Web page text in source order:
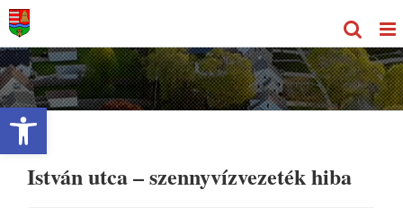
Eszköztár megnyitása
Kihagyás
István utca – szennyvízvezeték hiba